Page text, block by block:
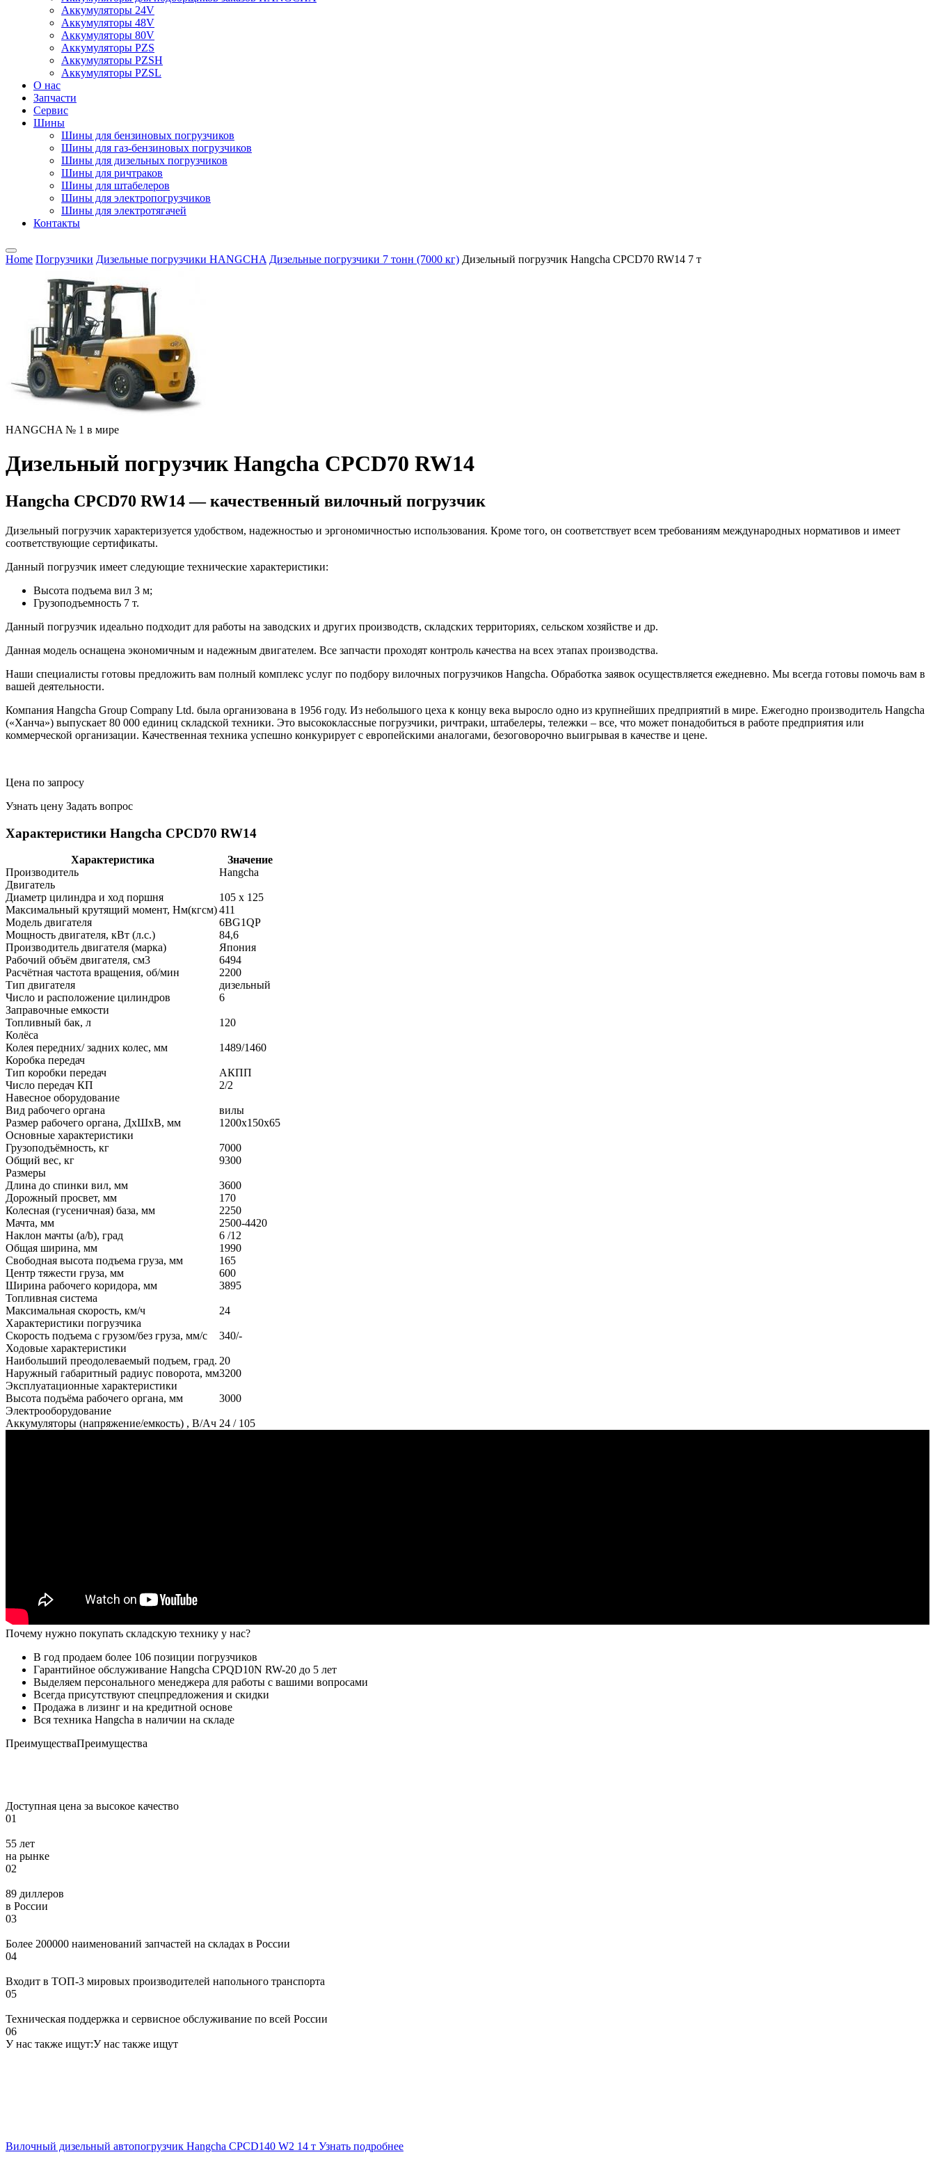
Аккумуляторы 24V
Аккумуляторы 48V
Аккумуляторы 80V
Аккумуляторы PZS
Аккумуляторы PZSH
Аккумуляторы PZSL
О нас
Запчасти
Сервис
Шины
Шины для бензиновых погрузчиков
Шины для газ-бензиновых погрузчиков
Шины для дизельных погрузчиков
Шины для ричтраков
Шины для штабелеров
Шины для электропогрузчиков
Шины для электротягачей
Контакты
Home Погрузчики Дизельные погрузчики HANGCHA Дизельные погрузчики 7 тонн (7000 кг) Дизельный погрузчик Hangcha CPCD70 RW14 7 т
HANGCHA № 1 в мире
Дизельный погрузчик Hangcha CPCD70 RW14
Hangcha CPCD70 RW14 — качественный вилочный погрузчик
Дизельный погрузчик характеризуется удобством, надежностью и эргономичностью использования. Кроме того, он соответствует всем требованиям международных нормативов и имеет
соответствующие сертификаты.
Данный погрузчик имеет следующие технические характеристики:
Высота подъема вил 3 м;
Грузоподъемность 7 т.
Данный погрузчик идеально подходит для работы на заводских и других производств, складских территориях, сельском хозяйстве и др.
Данная модель оснащена экономичным и надежным двигателем. Все запчасти проходят контроль качества на всех этапах производства.
Наши специалисты готовы предложить вам полный комплекс услуг по подбору вилочных погрузчиков Hangcha. Обработка заявок осуществляется ежедневно. Мы всегда готовы помочь вам в
вашей деятельности.
Компания Hangcha Group Company Ltd. была организована в 1956 году. Из небольшого цеха к концу века выросло одно из крупнейших предприятий в мире. Ежегодно производитель Hangcha
(«Ханча») выпускает 80 000 единиц складской техники. Это высококлассные погрузчики, ричтраки, штабелеры, тележки – все, что может понадобиться в работе предприятия или
коммерческой организации. Качественная техника успешно конкурирует с европейскими аналогами, безоговорочно выигрывая в качестве и цене.
Цена по запросу
Узнать цену Задать вопрос
Характеристики Hangcha CPCD70 RW14
Характеристика
Значение
Производитель
Hangcha
Двигатель
Диаметр цилиндра и ход поршня
105 x 125
Максимальный крутящий момент, Нм(кгсм)411
Модель двигателя
6BG1QP
Мощность двигателя, кВт (л.с.)
84,6
Производитель двигателя (марка)
Япония
Рабочий объём двигателя, см3
6494
Расчётная частота вращения, об/мин
2200
Тип двигателя
дизельный
Число и расположение цилиндров
6
Заправочные емкости
Топливный бак, л
120
Колёса
Колея передних/ задних колес, мм
1489/1460
Коробка передач
Тип коробки передач
АКПП
Число передач КП
2/2
Навесное оборудование
Вид рабочего органа
вилы
Размер рабочего органа, ДхШхВ, мм
1200x150x65
Основные характеристики
Грузоподъёмность, кг
7000
Общий вес, кг
9300
Размеры
Длина до спинки вил, мм
3600
Дорожный просвет, мм
170
Колесная (гусеничная) база, мм
2250
Мачта, мм
2500-4420
Наклон мачты (a/b), град
6 /12
Общая ширина, мм
1990
Свободная высота подъема груза, мм
165
Центр тяжести груза, мм
600
Ширина рабочего коридора, мм
3895
Топливная система
Максимальная скорость, км/ч
24
Характеристики погрузчика
Скорость подъема с грузом/без груза, мм/с
340/-
Ходовые характеристики
Наибольший преодолеваемый подъем, град. 20
Наружный габаритный радиус поворота, мм3200
Эксплуатационные характеристики
Высота подъёма рабочего органа, мм
3000
Электрооборудование
Аккумуляторы (напряжение/емкость) , В/Ач 24 / 105
Почему нужно покупать складскую технику у нас?
В год продаем более 106 позиции погрузчиков
Гарантийное обслуживание Hangcha CPQD10N RW-20 до 5 лет
Выделяем персонального менеджера для работы с вашими вопросами
Всегда присутствуют спецпредложения и скидки
Продажа в лизинг и на кредитной основе
Вся техника Hangcha в наличии на складе
ПреимуществаПреимущества
Доступная цена за высокое качество
01
55 лет
на рынке
02
89 диллеров
в России
03
Более 200000 наименований запчастей на складах в России
04
Входит в ТОП-3 мировых производителей напольного транспорта
05
Техническая поддержка и сервисное обслуживание по всей России
06
У нас также ищут:У нас также ищут
Вилочный дизельный автопогрузчик Hangcha CPCD140 W2 14 т Узнать подробнее